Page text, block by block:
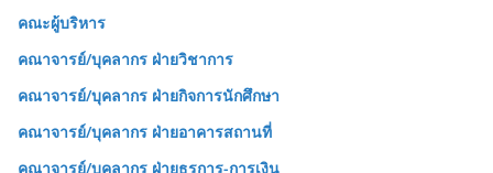
คณะผู้บริหาร
คณาจารย์/บุคลากร ฝ่ายวิชาการ
คณาจารย์/บุคลากร ฝ่ายกิจการนักศึกษา
คณาจารย์/บุคลากร ฝ่ายอาคารสถานที่
คณาจารย์/บุคลากร ฝ่ายธุรการ-การเงิน